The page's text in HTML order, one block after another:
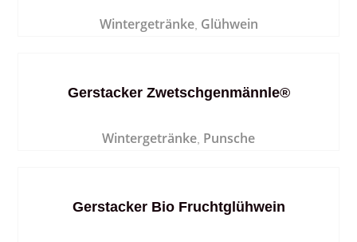
Wintergetränke, Glühwein
Wintergetränke Punsche
Gerstacker Zwetschgenmännle®
Gerstacker Bio Fruchtglühwein